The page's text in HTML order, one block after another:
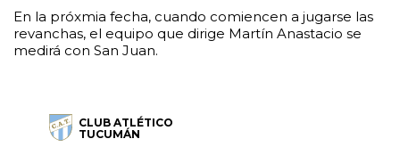
En la próxmia fecha, cuando comiencen a jugarse las
revanchas, el equipo que dirige Martín Anastacio se
medirá con San Juan.
CLUB ATLÉTICO
TUCUMÁN